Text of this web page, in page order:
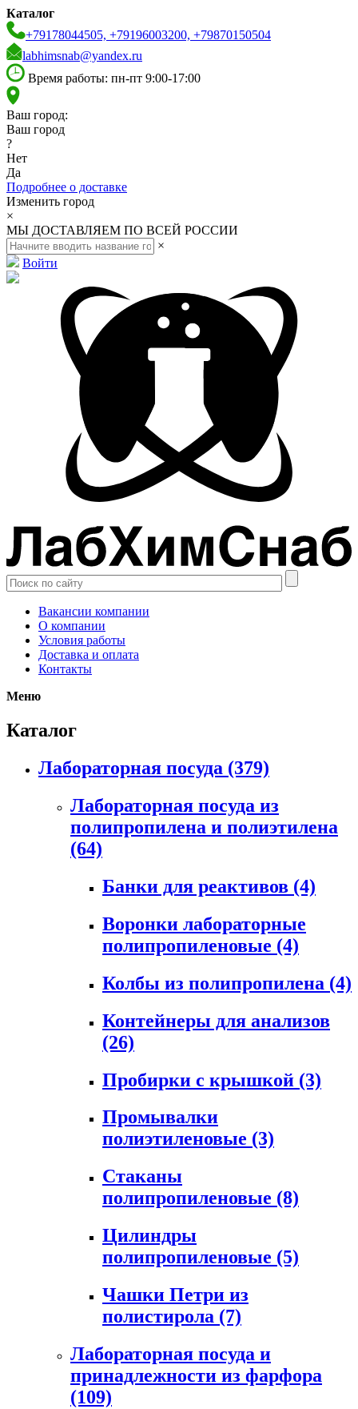
Каталог
+79178044505, +79196003200, +79870150504
labhimsnab@yandex.ru
Время работы: пн-пт 9:00-17:00
Ваш город:
Ваш город
?
Нет
Да
Подробнее о доставке
Изменить город
×
МЫ ДОСТАВЛЯЕМ ПО ВСЕЙ РОССИИ
×
Войти
Вакансии компании
О компании
Условия работы
Доставка и оплата
Контакты
Меню
Каталог
Лабораторная посуда (379)
Лабораторная посуда из
полипропилена и полиэтилена
(64)
Банки для реактивов (4)
Воронки лабораторные
полипропиленовые (4)
Колбы из полипропилена (4)
Контейнеры для анализов
(26)
Пробирки с крышкой (3)
Промывалки
полиэтиленовые (3)
Стаканы
полипропиленовые (8)
Цилиндры
полипропиленовые (5)
Чашки Петри из
полистирола (7)
Лабораторная посуда и
принадлежности из фарфора
(109)